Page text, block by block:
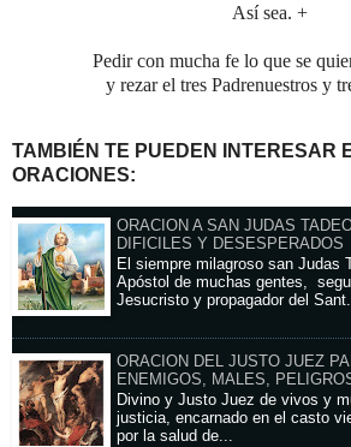
Así sea. +
Pedir con mucha fe lo que se
y rezar el tres Padrenuestros y
TAMBIÉN TE PUEDEN INTERESAR
ORACIONES:
ORACION A SAN JUDAS
DIFICILES Y DESESPERADOS
El siempre milagroso san Judas
Apóstol de muchas gentes,
Jesucristo y propagador del
ORACION DEL JUSTO JUEZ
ENEMIGOS, MALES,
Divino y Justo Juez de vivos y
justicia, encarnado en el casto
por la salud de...